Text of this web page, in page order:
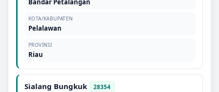
Bandar Petalangan
KOTA/KABUPATEN
Pelalawan
PROVINSI
Riau
Sialang Bungkuk 28354